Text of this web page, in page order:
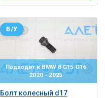
Подходит к BMW 8 G15 G16
2020 - 2025
Болт колесный d17
Б/У